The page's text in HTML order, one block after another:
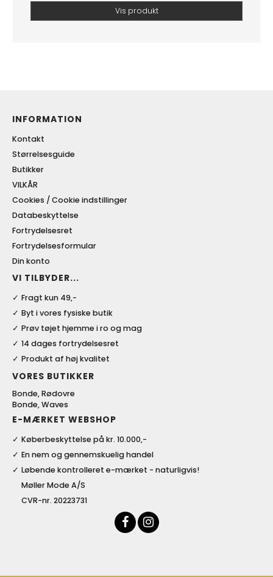
Vis produkt
INFORMATION
Kontakt
Størrelsesguide
Butikker
VILKÅR
Cookies / Cookie indstillinger
Databeskyttelse
Fortrydelsesret
Fortrydelsesformular
Din konto
VI TILBYDER...
Fragt kun 49,-
Byt i vores fysiske butik
Prøv tøjet hjemme i ro og mag
14 dages fortrydelsesret
Produkt af høj kvalitet
VORES BUTIKKER
Bonde, Rødovre
Bonde, Waves
E-MÆRKET WEBSHOP
Køberbeskyttelse på kr. 10.000,-
En nem og gennemskuelig handel
Løbende kontrolleret e-mærket - naturligvis!
Møller Mode A/S
CVR-nr. 20223731